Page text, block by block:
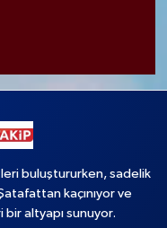
buluştururken, sadelik
kaçınıyor ve
altyapı sunuyor.